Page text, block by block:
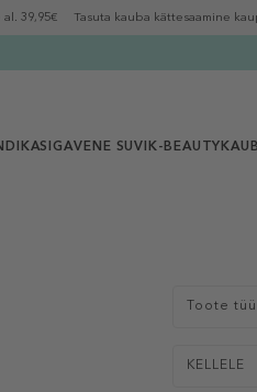
39,95€ Tasuta kauba kättesaamine
IGAVENE SUVI K-BEAUTY
Toote
KELLELE